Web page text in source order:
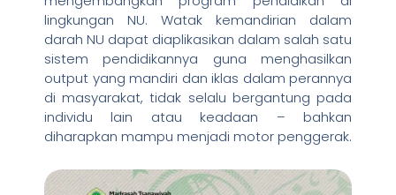
lingkungan NU. Watak kemandirian dalam
darah NU dapat diaplikasikan dalam salah satu
sistem pendidikannya guna menghasilkan
output yang mandiri dan iklas dalam perannya
di masyarakat, tidak selalu bergantung pada
individu lain atau keadaan – bahkan
diharapkan mampu menjadi motor penggerak.